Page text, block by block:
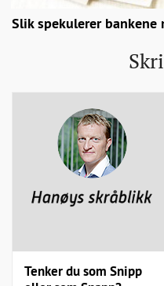
Slik spekulerer
Tenker du som Snipp